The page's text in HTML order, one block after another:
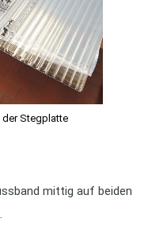
Stegplatte
mittig auf beiden